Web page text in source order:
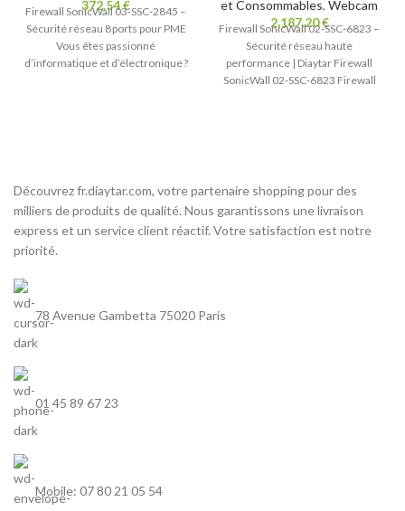
372.54€
Firewall SonicWall 03‑SSC‑2845 –
Sécurité réseau 8 ports pour PME
Vous êtes passionné
d’informatique et d’électronique ?
et Consommables, Webcam
2,187.20€
Firewall SonicWall 02‑SSC‑6823 –
Sécurité réseau haute
performance | Diaytar Firewall
SonicWall 02‑SSC‑6823 Firewall
Découvrez fr.diaytar.com, votre partenaire shopping pour des
milliers de produits de qualité. Nous garantissons une livraison
express et un service client réactif. Votre satisfaction est notre
priorité.
78 Avenue Gambetta 75020 Paris
01 45 89 67 23
Mobile: 07 80 21 05 54